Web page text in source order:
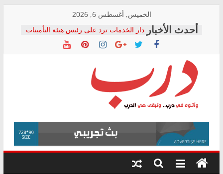
content
الخميس, أغسطس 6, 2026
دار الخدمات ترد على رئيس هيئة التأمينات
بعد مؤتمره الصحفي: إنكار الأزمة لا ينهي
معاناة أصحاب المعاشات.. ونطالب بكشف
فرحات سليمان يكتب: القطاع الصحي إلى
أين؟
حزب التحالف الشعبي يطلق لجنة “الحق
في الصحة” بالإسكندرية لرصد الانتهاكات
ودعم المرضى
الوزاري لمدينة الصحفيين.. وانتهاء أعمال
إنشاء المبنى الإداري
المجلس القومي لحقوق الإنسان يعلن
متابعة قضية الدكتور محمد زهران.. ويؤكد:
قرينة البراءة وضمانات المحاكمة العادلة
درب
وأتوه
درب..
وتبقى
هي